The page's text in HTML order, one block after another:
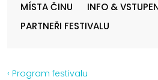
MÍSTA ČINU
INFO &
PARTNEŘI FESTIVALU
‹ Program festivalu